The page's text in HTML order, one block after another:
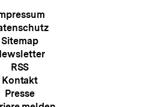
Meta-
Navigation
Sitemap
RSS
Kontakt
Presse